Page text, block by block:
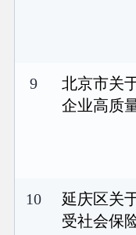
9
北京市关
企业高质
10
延庆区关
受社会保